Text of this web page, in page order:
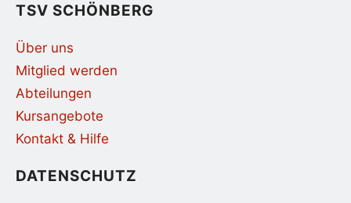
TSV SCHÖNBERG
Über uns
Mitglied werden
Abteilungen
Kursangebote
Kontakt & Hilfe
DATENSCHUTZ